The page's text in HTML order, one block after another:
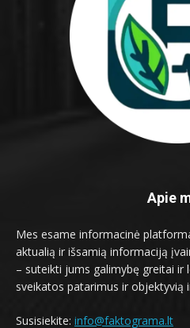
Apie
Mes esame informacinė
aktualią ir išsamią informaciją
– suteikti jums galimybę greitai ir
sveikatos patarimus ir objektyvią
Susisiekite: info@faktograma.lt